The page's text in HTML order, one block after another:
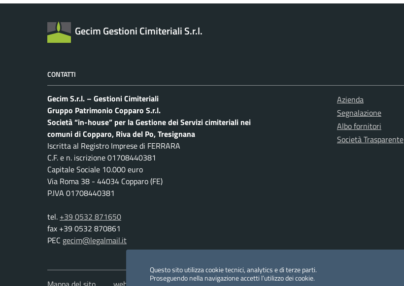
Questo sito utilizza cookie tecnici, analytics e di terze parti.
Proseguendo nella navigazione accetti l’utilizzo dei cookie.
Gecim Gestioni Cimiteriali S.r.l.
CONTATTI
Gecim S.r.l. – Gestioni Cimiteriali
Gruppo Patrimonio Copparo S.r.l.
Società “in-house” per la Gestione dei Servizi cimiteriali nei
comuni di Copparo, Riva del Po, Tresignana
Iscritta al Registro Imprese di FERRARA
C.F. e n. iscrizione 01708440381
Capitale Sociale 10.000 euro
Via Roma 38 - 44034 Copparo (FE)
P.IVA 01708440381
tel. +39 0532 871650
fax +39 0532 870861
PEC gecim@legalmail.it
Azienda
Segnalazione
Albo fornitori
Società Trasparente